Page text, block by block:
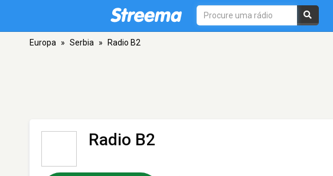
Europa » Serbia » Radio B2
Radio B2